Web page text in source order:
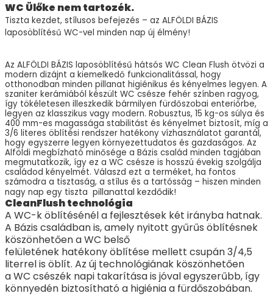
WC Ülőke nem tartozék.
Tiszta kezdet, stílusos befejezés – az ALFÖLDI BÁZIS
laposöblítésű WC-vel minden nap új élmény!
Az ALFÖLDI BÁZIS laposöblítésű hátsós WC Clean Flush ötvözi a
modern dizájnt a kiemelkedő funkcionalitással, hogy
otthonodban minden pillanat higiénikus és kényelmes legyen. A
szaniter kerámiából készült WC csésze fehér színben ragyog,
így tökéletesen illeszkedik bármilyen fürdőszobai enteriőrbe,
legyen az klasszikus vagy modern. Robusztus, 15 kg-os súlya és
400 mm-es magassága stabilitást és kényelmet biztosít, míg a
3/6 literes öblítési rendszer hatékony vízhasználatot garantál,
hogy egyszerre legyen környezettudatos és gazdaságos. Az
Alföldi megbízható minősége a Bázis család minden tagjában
megmutatkozik, így ez a WC csésze is hosszú évekig szolgálja
családod kényelmét. Válaszd ezt a terméket, ha fontos
számodra a tisztaság, a stílus és a tartósság – hiszen minden
nagy nap egy tiszta pillanattal kezdődik!
CleanFlush technológia
A WC-k öblítésénél a fejlesztések két irányba hatnak.
A Bázis családban is, amely nyitott gyűrűs öblítésnek
köszönhetően a WC belső
felületének hatékony öblítése mellett csupán 3/4,5
literrel is öblít. Az új technológiának köszönhetően
a WC csészék napi takarítása is jóval egyszerűbb, így
könnyedén biztosítható a higiénia a fürdőszobában.